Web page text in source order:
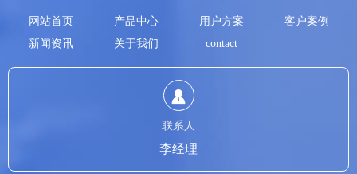
网站首页 产品中心 用户方案
客户案例
新闻资讯
关于我们 contact
联系人
李经理